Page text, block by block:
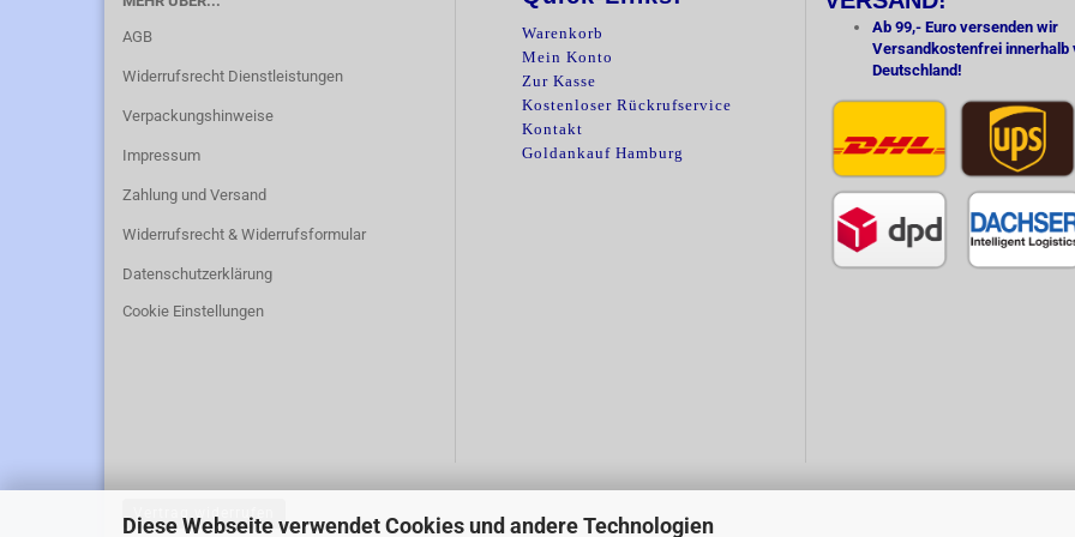
Diese Webseite verwendet Cookies und andere Technologien
AGB
Widerrufsrecht Dienstleistungen
Verpackungshinweise
Impressum
Zahlung und Versand
Widerrufsrecht & Widerrufsformular
Datenschutzerklärung
Cookie Einstellungen
Warenkorb
Mein Konto
Zur Kasse
Kostenloser Rückrufservice
Kontakt
Goldankauf Hamburg
Ab 99,- Euro versenden wir
Versandkostenfrei innerhalb
Deutschland!
Vertrag widerrufen